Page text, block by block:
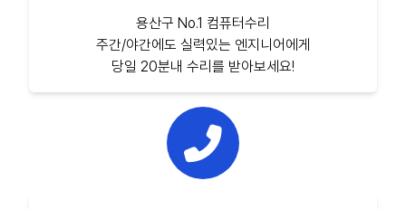
용산구 No.1 컴퓨터수리
주간/야간에도 실력있는 엔지니어에게
당일 20분내 수리를 받아보세요!